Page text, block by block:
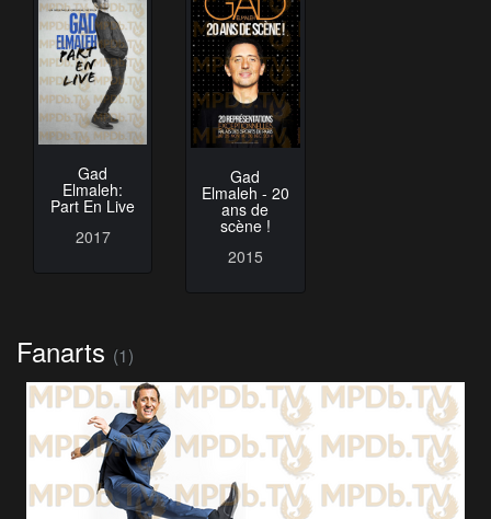
Gad
Elmaleh:
Part En Live
2017
Gad
Elmaleh - 20
ans de
scène !
2015
Fanarts (1)